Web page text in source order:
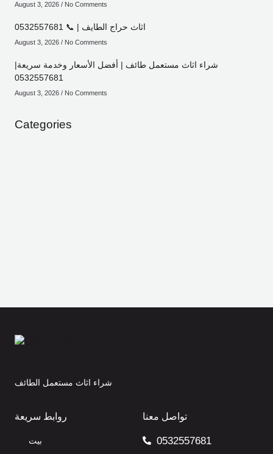
August 3, 2026 No Comments
اثاث حراج الطايف | 📞 0532557681
August 3, 2026 No Comments
شراء اثاث مستعمل طائف | أفضل الأسعار وخدمة سريعة|
0532557681
August 3, 2026 No Comments
Categories
شراء اثاث مستعمل الطائف
روابط سريعة
بيت
تواصل معنا
0532557681